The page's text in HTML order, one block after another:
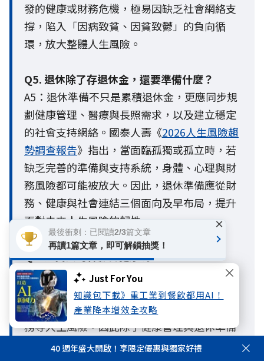
Just For You
知識包下載》重工業到餐飲都用AI！
產業降本增效全攻略
發的健康或財務危機，極易因缺乏社會網絡支
撐，陷入「因病致貧、因貧致鬱」的負向循
環，放大整體人生風險。
Q5. 退休除了存退休金，還要準備什麼？
A5：退休準備不只是累積退休金，更應同步規
劃健康管理、醫療與長照需求，以及建立穩定
的社會支持網絡。國泰人壽《2026人生風險趨
勢調查報告》指出，當面臨孤獨或孤立時，若
缺乏完善的準備與支持系統，身體、心理與財
務風險都可能被放大。因此，退休準備應從財
務、健康與社會連結三個面向及早布局，提升
面對未來人生風險的韌性。
Q6. 孤獨真的會影響健康嗎？
A6：會，長期孤獨可能影響心理健康，也可能
進一步影響身體健康與生活品質。孤獨與孤立
不只是情感問題，更可能放大身體、心理與財
務等人生風險，因此除了健康管理與退休準備
外，建立穩定的社會支持網絡，也是降低風險
40 週年盛大開啟！享限定優惠與獨家好禮
最後衝刺：已閱讀2/3篇文章
再讀1篇文章，即可解鎖抽獎！
×